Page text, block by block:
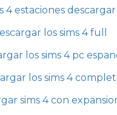
4 estaciones descargar
los sims 4 full
los sims 4 pc
los sims 4
sims 4 con